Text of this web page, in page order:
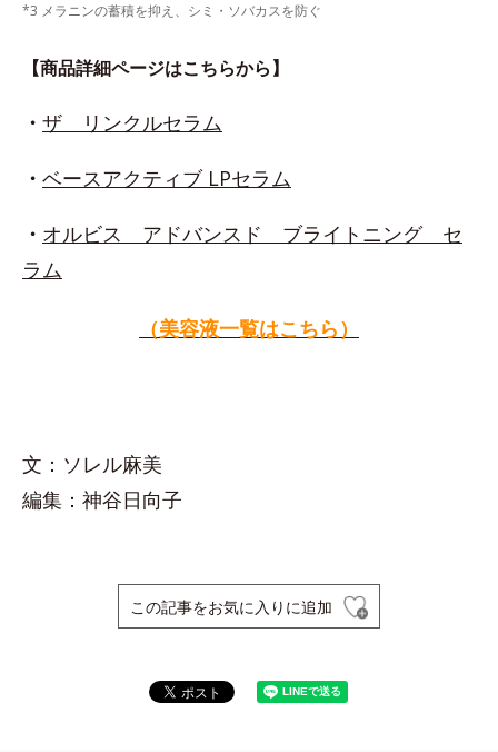
*3 メラニンの蓄積を抑え、シミ・ソバカスを防ぐ
【商品詳細ページはこちらから】
・ ザ リンクルセラム
・ ベースアクティブ LPセラム
・ オルビス アドバンスド ブライトニング セ
ラム
（美容液一覧はこちら）
文：ソレル麻美
編集：神谷日向子
この記事をお気に入りに追加